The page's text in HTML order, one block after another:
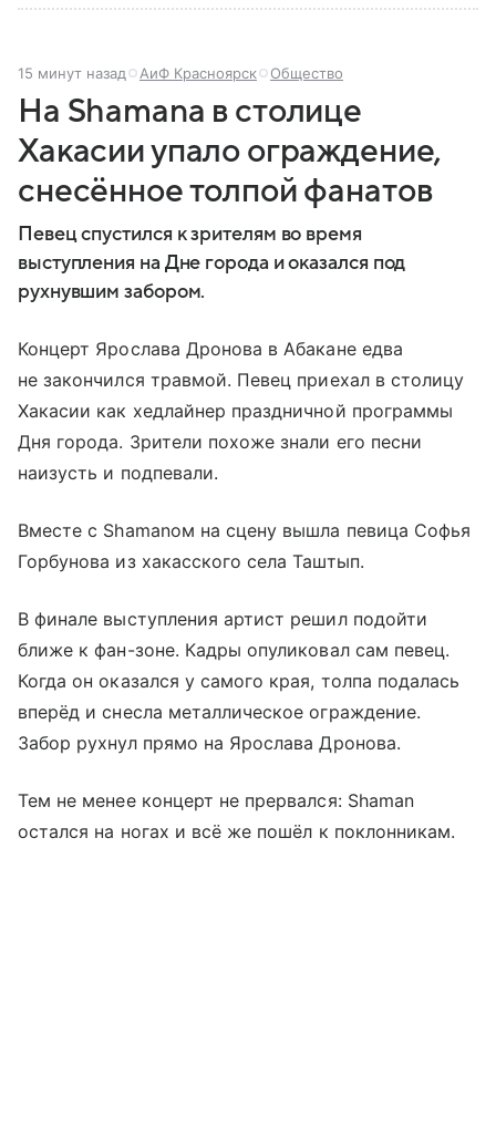
15 минут назад АиФ Красноярск Общество
На Shamanа в столице
Хакасии упало ограждение,
снесённое толпой фанатов
Певец спустился к зрителям во время
выступления на Дне города и оказался под
рухнувшим забором.
Концерт Ярослава Дронова в Абакане едва
не закончился травмой. Певец приехал в столицу
Хакасии как хедлайнер праздничной программы
Дня города. Зрители похоже знали его песни
наизусть и подпевали.
Вместе с Shamanом на сцену вышла певица Софья
Горбунова из хакасского села Таштып.
В финале выступления артист решил подойти
ближе к фан-зоне. Кадры опуликовал сам певец.
Когда он оказался у самого края, толпа подалась
вперёд и снесла металлическое ограждение.
Забор рухнул прямо на Ярослава Дронова.
Тем не менее концерт не прервался: Shaman
остался на ногах и всё же пошёл к поклонникам.